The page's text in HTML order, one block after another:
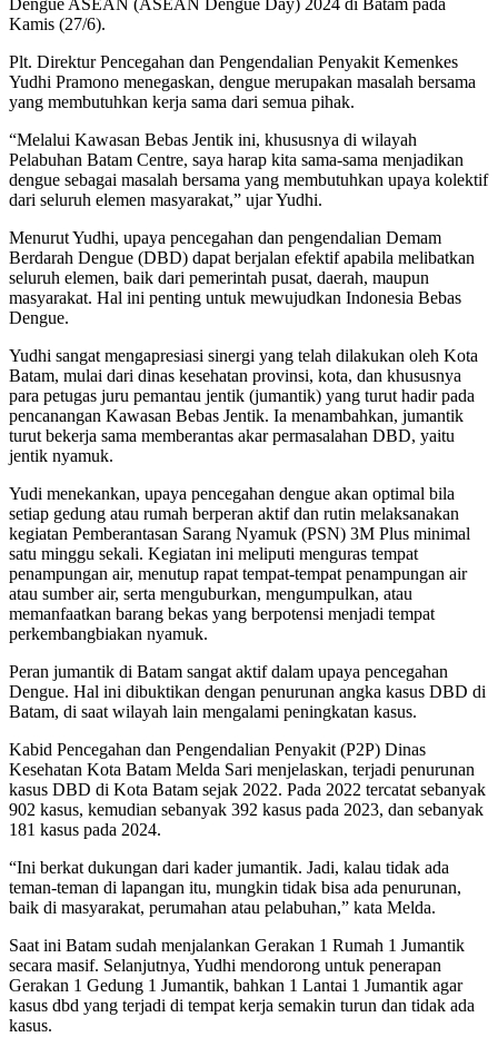
Dengue ASEAN (ASEAN Dengue Day) 2024 di Batam pada
Kamis (27/6).
Plt. Direktur Pencegahan dan Pengendalian Penyakit Kemenkes
Yudhi Pramono menegaskan, dengue merupakan masalah bersama
yang membutuhkan kerja sama dari semua pihak.
“Melalui Kawasan Bebas Jentik ini, khususnya di wilayah
Pelabuhan Batam Centre, saya harap kita sama-sama menjadikan
dengue sebagai masalah bersama yang membutuhkan upaya kolektif
dari seluruh elemen masyarakat,” ujar Yudhi.
Menurut Yudhi, upaya pencegahan dan pengendalian Demam
Berdarah Dengue (DBD) dapat berjalan efektif apabila melibatkan
seluruh elemen, baik dari pemerintah pusat, daerah, maupun
masyarakat. Hal ini penting untuk mewujudkan Indonesia Bebas
Dengue.
Yudhi sangat mengapresiasi sinergi yang telah dilakukan oleh Kota
Batam, mulai dari dinas kesehatan provinsi, kota, dan khususnya
para petugas juru pemantau jentik (jumantik) yang turut hadir pada
pencanangan Kawasan Bebas Jentik. Ia menambahkan, jumantik
turut bekerja sama memberantas akar permasalahan DBD, yaitu
jentik nyamuk.
Yudi menekankan, upaya pencegahan dengue akan optimal bila
setiap gedung atau rumah berperan aktif dan rutin melaksanakan
kegiatan Pemberantasan Sarang Nyamuk (PSN) 3M Plus minimal
satu minggu sekali. Kegiatan ini meliputi menguras tempat
penampungan air, menutup rapat tempat-tempat penampungan air
atau sumber air, serta menguburkan, mengumpulkan, atau
memanfaatkan barang bekas yang berpotensi menjadi tempat
perkembangbiakan nyamuk.
Peran jumantik di Batam sangat aktif dalam upaya pencegahan
Dengue. Hal ini dibuktikan dengan penurunan angka kasus DBD di
Batam, di saat wilayah lain mengalami peningkatan kasus.
Kabid Pencegahan dan Pengendalian Penyakit (P2P) Dinas
Kesehatan Kota Batam Melda Sari menjelaskan, terjadi penurunan
kasus DBD di Kota Batam sejak 2022. Pada 2022 tercatat sebanyak
902 kasus, kemudian sebanyak 392 kasus pada 2023, dan sebanyak
181 kasus pada 2024.
“Ini berkat dukungan dari kader jumantik. Jadi, kalau tidak ada
teman-teman di lapangan itu, mungkin tidak bisa ada penurunan,
baik di masyarakat, perumahan atau pelabuhan,” kata Melda.
Saat ini Batam sudah menjalankan Gerakan 1 Rumah 1 Jumantik
secara masif. Selanjutnya, Yudhi mendorong untuk penerapan
Gerakan 1 Gedung 1 Jumantik, bahkan 1 Lantai 1 Jumantik agar
kasus dbd yang terjadi di tempat kerja semakin turun dan tidak ada
kasus.